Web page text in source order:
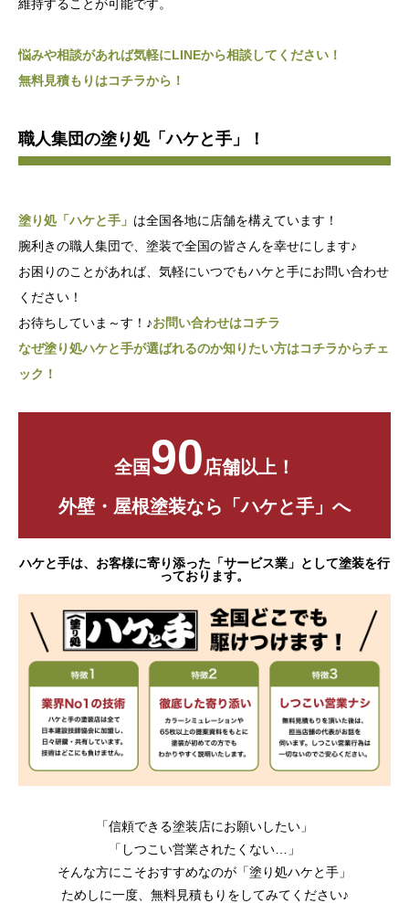
維持することが可能です。
悩みや相談があれば気軽にLINEから相談してください！
無料見積もりはコチラから！
職人集団の塗り処「ハケと手」！
塗り処「ハケと手」 は全国各地に店舗を構えています！
腕利きの職人集団で、塗装で全国の皆さんを幸せにします♪
お困りのことがあれば、気軽にいつでもハケと手にお問い合わせ
ください！
お待ちしていま～す！♪お問い合わせはコチラ
なぜ塗り処ハケと手が選ばれるのか知りたい方はコチラからチェ
ック！
全国90店舗以上！
外壁・屋根塗装なら「ハケと手」へ
ハケと手は、お客様に寄り添った「サービス業」として塗装を行
っております。
「信頼できる塗装店にお願いしたい」
「しつこい営業されたくない…」
そんな方にこそおすすめなのが「塗り処ハケと手」
ためしに一度、無料見積もりをしてみてください♪